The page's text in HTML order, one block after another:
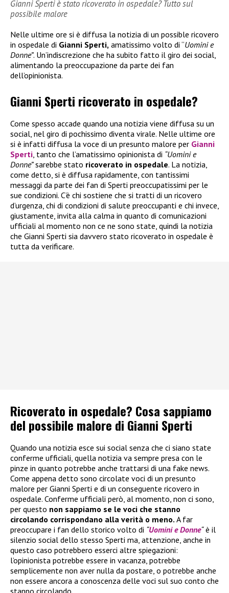
Gianni Sperti è stato ricoverato in ospedale? Tutto sul
possibile malore
Nelle ultime ore si è diffusa la notizia di un possible ricovero
in ospedale di Gianni Sperti, amatissimo volto di “Uomini e
Donne”. Un’indiscrezione che ha subito fatto il giro dei social,
alimentando la preoccupazione da parte dei fan
dell’opinionista.
Gianni Sperti ricoverato in ospedale?
Come spesso accade quando una notizia viene diffusa su un
social, nel giro di pochissimo diventa virale. Nelle ultime ore
si è infatti diffusa la voce di un presunto malore per Gianni
Sperti, tanto che l’amatissimo opinionista di “Uomini e
Donne”sarebbe stato ricoverato in ospedale. La notizia,
come detto, si è diffusa rapidamente, con tantissimi
messaggi da parte dei fan di Sperti preoccupatissimi per le
sue condizioni. C’è chi sostiene che si tratti di un ricovero
d’urgenza, chi di condizioni di salute preoccupanti e chi invece,
giustamente, invita alla calma in quanto di comunicazioni
ufficiali al momento non ce ne sono state, quindi la notizia
che Gianni Sperti sia davvero stato ricoverato in ospedale è
tutta da verificare.
Ricoverato in ospedale? Cosa sappiamo
del possibile malore di Gianni Sperti
Quando una notizia esce sui social senza che ci siano state
conferme ufficiali, quella notizia va sempre presa con le
pinze in quanto potrebbe anche trattarsi di una fake news.
Come appena detto sono circolate voci di un presunto
malore per Gianni Sperti e di un conseguente ricovero in
ospedale. Conferme ufficiali però, al momento, non ci sono,
per questo non sappiamo se le voci che stanno
circolando corrispondano alla verità o meno. A far
preoccupare i fan dello storico volto di “Uomini e Donne“è il
silenzio social dello stesso Sperti ma, attenzione, anche in
questo caso potrebbero esserci altre spiegazioni:
l’opinionista potrebbe essere in vacanza, potrebbe
semplicemente non aver nulla da postare, o potrebbe anche
non essere ancora a conoscenza delle voci sul suo conto che
stanno circolando.